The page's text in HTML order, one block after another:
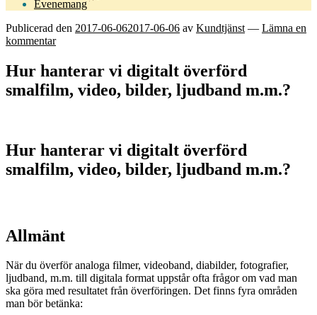
Evenemang
Publicerad den 2017-06-062017-06-06 av Kundtjänst — Lämna en
kommentar
Hur hanterar vi digitalt överförd
smalfilm, video, bilder, ljudband m.m.?
Hur hanterar vi digitalt överförd
smalfilm, video, bilder, ljudband m.m.?
Allmänt
När du överför analoga filmer, videoband, diabilder, fotografier,
ljudband, m.m. till digitala format uppstår ofta frågor om vad man
ska göra med resultatet från överföringen. Det finns fyra områden
man bör betänka: